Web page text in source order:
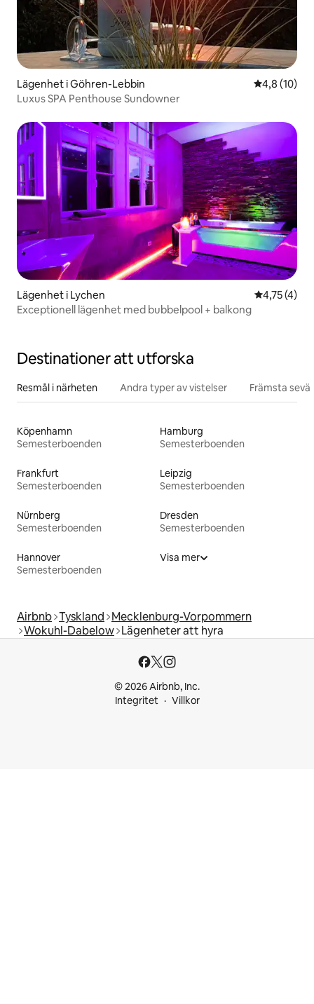
Lägenhet i Göhren-Lebbin 4,8 av 5 i
4,8 (10)
Luxus SPA Penthouse Sundowner
Lägenhet i Lychen 4,75 av 5 i
4,75 (4)
Exceptionell lägenhet med bubbelpool + balkong
Destinationer att utforska
Resmål i närheten Andra typer av vistelser Främsta
Köpenhamn
Semesterboenden
Hamburg
Semesterboenden
Frankfurt
Semesterboenden
Leipzig
Semesterboenden
Nürnberg
Semesterboenden
Dresden
Semesterboenden
Hannover
Semesterboenden
Visa mer
Airbnb Tyskland Mecklenburg-Vorpommern
Wokuhl-Dabelow Lägenheter att hyra
© 2026 Airbnb, Inc.
Integritet
Villkor